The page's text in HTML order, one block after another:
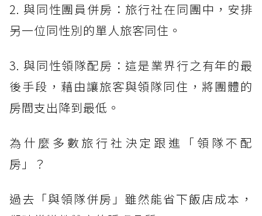
2. 與同性團員併房：旅行社在同團中，安排
另一位同性別的單人旅客同住。
3. 與同性領隊配房：這是業界行之有年的最
後手段，藉由讓旅客與領隊同住，將團體的
房間支出降到最低。
為什麼多數旅行社決定跟進「領隊不配
房」？
過去「與領隊併房」雖然能省下飯店成本，